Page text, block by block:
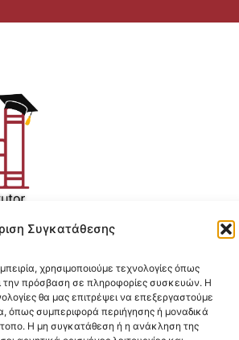
Συγκατάθεσης
χρησιμοποιούμε τεχνολογίες όπως
την πρόσβαση σε πληροφορίες συσκευών. Η
θα μας επιτρέψει να επεξεργαστούμε
όπως συμπεριφορά περιήγησης ή μοναδικά
Η μη συγκατάθεση ή η ανάκληση της
e-learning λύση για Data Analytics.